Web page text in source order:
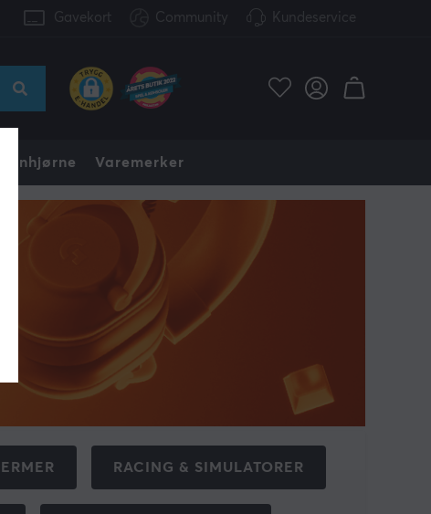
Gavekort Community Kundeservice
Funnhjørne Varemerker
RACING & SIMULATORER